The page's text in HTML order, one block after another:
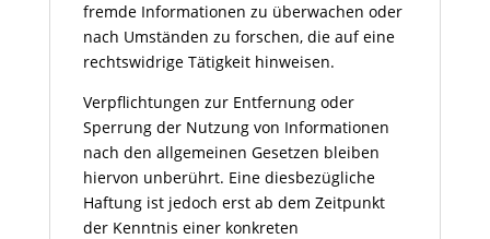
fremde Informationen zu überwachen oder
nach Umständen zu forschen, die auf eine
rechtswidrige Tätigkeit hinweisen.
Verpflichtungen zur Entfernung oder
Sperrung der Nutzung von Informationen
nach den allgemeinen Gesetzen bleiben
hiervon unberührt. Eine diesbezügliche
Haftung ist jedoch erst ab dem Zeitpunkt
der Kenntnis einer konkreten